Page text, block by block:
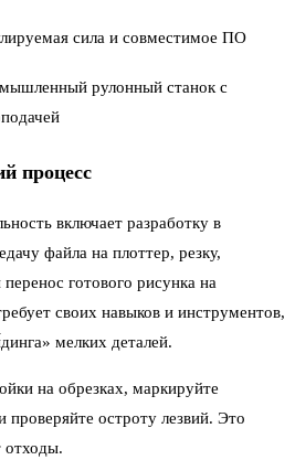
сила и совместимое ПО
рулонный станок с
процесс
включает разработку в
файла на плоттер, резку,
готового рисунка на
своих навыков и инструментов,
мелких деталей.
на обрезках, маркируйте
проверяйте остроту лезвий. Это
отходы.